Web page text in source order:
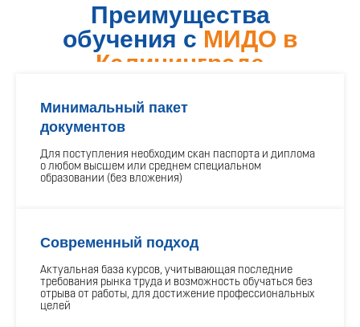
Преимущества
обучения с МИДО в
Калининграде
Минимальный пакет
документов
Для поступления необходим скан паспорта и диплома
о любом высшем или среднем специальном
образовании (без вложения)
Современный подход
Актуальная база курсов, учитывающая последние
требования рынка труда и возможность обучаться без
отрыва от работы, для достижение профессиональных
целей